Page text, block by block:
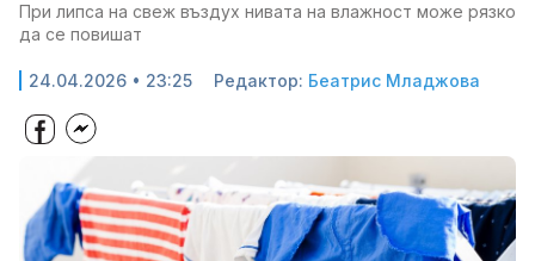
При липса на свеж въздух нивата на влажност може рязко
да се повишат
24.04.2026 • 23:25 Редактор: Беатрис Младжова